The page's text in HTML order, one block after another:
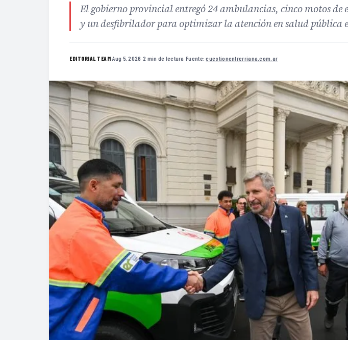
El gobierno provincial entregó 24 ambulancias, cinco motos de
y un desfibrilador para optimizar la atención en salud pública
EDITORIAL TEAM·Aug 5, 2026 ·2 min de lectura ·Fuente:cuestionentrerriana.com.ar